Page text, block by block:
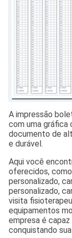
A impressão
com uma
documento de
e durável.
Aqui você
oferecidos, como
personalizado,
personalizado,
visita
equipamentos
empresa é
conquistando